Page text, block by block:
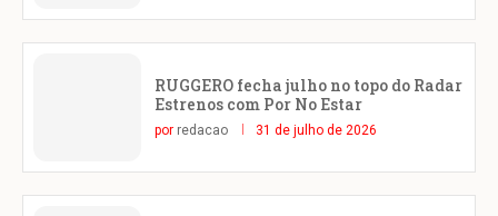
RUGGERO fecha julho no topo do Radar
Estrenos com Por No Estar
por redacao 31 de julho de 2026